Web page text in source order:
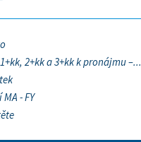
2+kk a 3+kk k pronájmu –...
- FY